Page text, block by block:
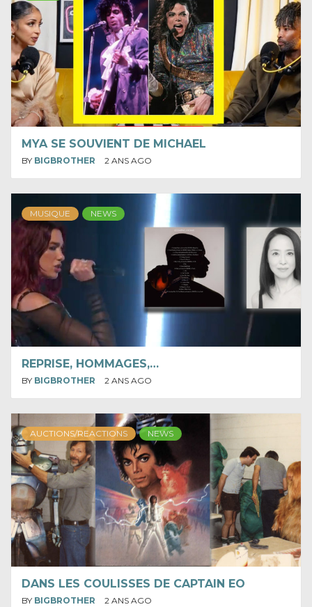
MYA SE SOUVIENT DE MICHAEL
BY BIGBROTHER 2 ANS AGO
MUSIQUE NEWS
REPRISE, HOMMAGES,…
BY BIGBROTHER 2 ANS AGO
AUCTIONS/REACTIONS NEWS
DANS LES COULISSES DE CAPTAIN EO
BY BIGBROTHER 2 ANS AGO